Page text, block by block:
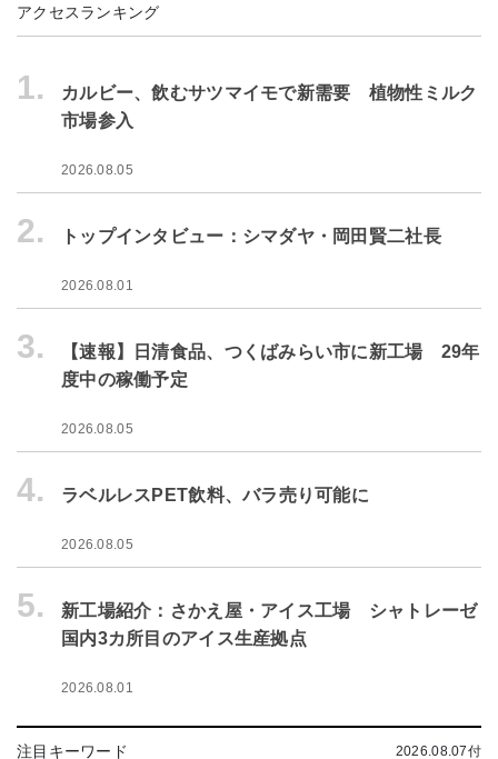
アクセスランキング
1.
カルビー、飲むサツマイモで新需要 植物性ミルク
市場参入
2026.08.05
2. トップインタビュー：シマダヤ・岡田賢二社長
2026.08.01
3.
【速報】日清食品、つくばみらい市に新工場 29年
度中の稼働予定
2026.08.05
4. ラベルレスPET飲料、バラ売り可能に
2026.08.05
5.
新工場紹介：さかえ屋・アイス工場 シャトレーゼ
国内3カ所目のアイス生産拠点
2026.08.01
注目キーワード 2026.08.07付